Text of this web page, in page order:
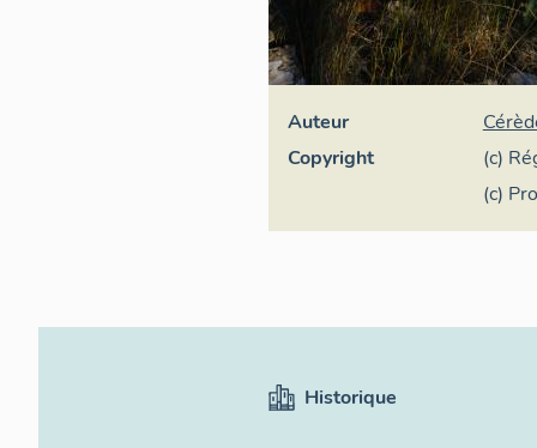
Auteur
Copyright
(c)
(c)
Historique